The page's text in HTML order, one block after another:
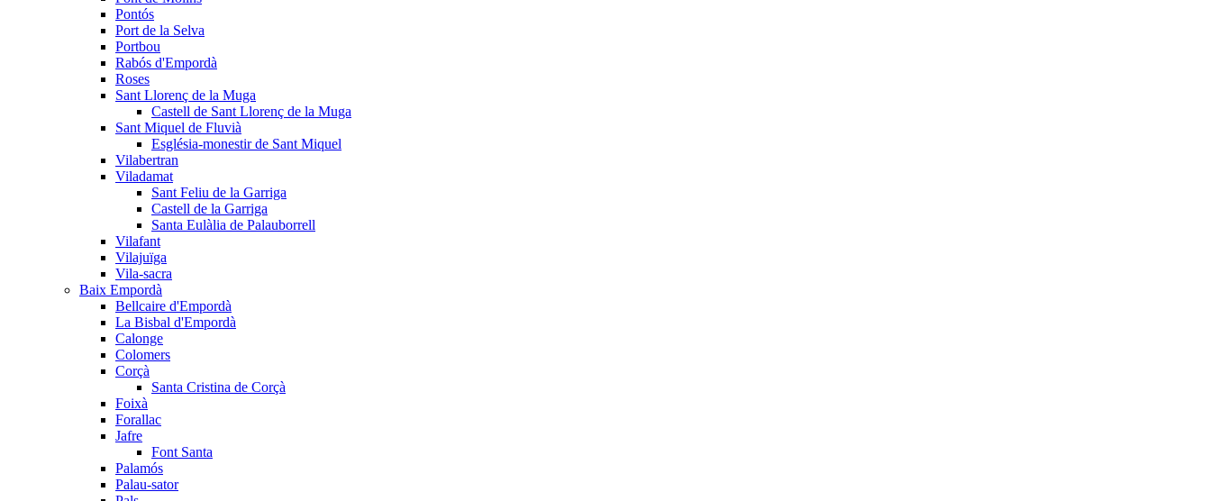
Pontós
Port de la Selva
Portbou
Rabós d'Empordà
Roses
Sant Llorenç de la Muga
Castell de Sant Llorenç de la Muga
Sant Miquel de Fluvià
Església-monestir de Sant Miquel
Vilabertran
Viladamat
Sant Feliu de la Garriga
Castell de la Garriga
Santa Eulàlia de Palauborrell
Vilafant
Vilajuïga
Vila-sacra
Baix Empordà
Bellcaire d'Empordà
La Bisbal d'Empordà
Calonge
Colomers
Corçà
Santa Cristina de Corçà
Foixà
Forallac
Jafre
Font Santa
Palamós
Palau-sator